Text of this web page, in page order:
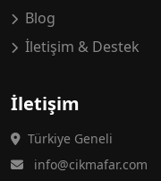
Blog
İletişim & Destek
İletişim
Türkiye Geneli
info@cikmafar.com